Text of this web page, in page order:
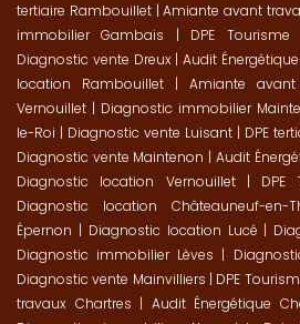
tertiaire Rambouillet|Amiante avant
immobilier Gambais | DPE Tourisme
Diagnostic vente Dreux| Audit
location Rambouillet| Amiante
Vernouillet | Diagnostic immobilier
le-Roi | Diagnostic vente Luisant | DPE
Diagnostic vente Maintenon | Audit
Diagnostic location Vernouillet| DPE
Diagnostic location Châteauneuf-en-
Épernon | Diagnostic location Lucé |
Diagnostic immobilier Lèves |
Diagnostic vente Mainvilliers | DPE
travaux Chartres | Audit Énergétique